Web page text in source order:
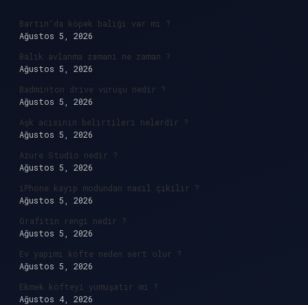
Bartın’da köpek balığı var mı ?
Ağustos 5, 2026
Balık avlanma zamanı ne zaman ?
Ağustos 5, 2026
Badminton drive vuruşu nedir ?
Ağustos 5, 2026
Aşk acısının belirtileri nelerdir ?
Ağustos 5, 2026
Azure Studio nedir ?
Ağustos 5, 2026
iPhone kayıp modundan nasıl çıkılır ?
Ağustos 5, 2026
Grafitin rengi nedir ?
Ağustos 5, 2026
Ev yapımı köfte neden sert olur ?
Ağustos 5, 2026
Ekmek köfteyi yumuşatır mı ?
Ağustos 4, 2026